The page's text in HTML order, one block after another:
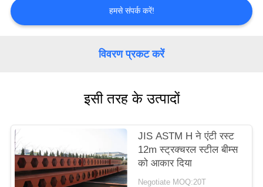
नियंत्रण
समाचार
मामले
हमसे संपर्क करें!
विवरण प्रकट करें
इसी तरह के उत्पादों
JIS ASTM H ने एंटी रस्ट
12m स्ट्रक्चरल स्टील बीम्स
को आकार दिया
Negotiate MOQ:20T